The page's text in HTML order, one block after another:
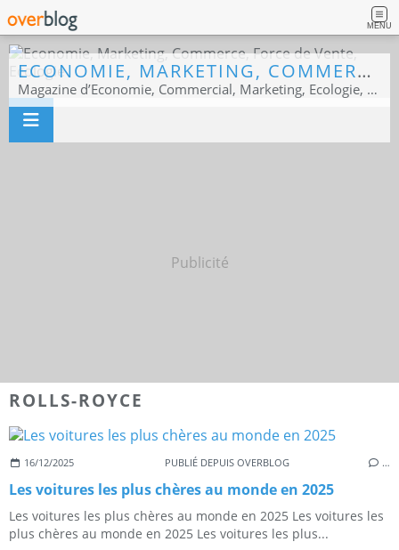
MENU
ECONOMIE, MARKETING, COMMERCE, FORCE DE VENTE, ECOLOGIE
Magazine d’Economie, Commercial, Marketing, Ecologie, Sport business
Publicité
ROLLS-ROYCE
16/12/2025 PUBLIÉ DEPUIS OVERBLOG …
Les voitures les plus chères au monde en 2025
Les voitures les plus chères au monde en 2025 Les voitures les
plus chères au monde en 2025 Les voitures les plus...